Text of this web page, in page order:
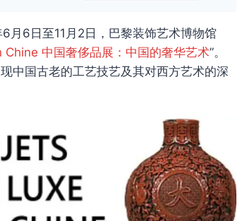
月6日至11月2日，巴黎装饰艺术博物馆
中国奢侈品展：中国的奢华艺术”。
中国古老的工艺技艺及其对西方艺术的深